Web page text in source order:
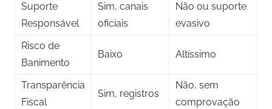
Suporte
Responsável
Sim, canais
oficiais
Não ou suporte
evasivo
Risco de
Banimento
Baixo Altíssimo
Transparência
Fiscal
Sim, registros
Não, sem
comprovação